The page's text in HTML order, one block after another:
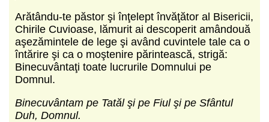
Arătându-te păstor şi înţelept învăţător al Bisericii,
Chirile Cuvioase, lămurit ai descoperit amândouă
aşezămintele de lege şi având cuvintele tale ca o
întărire şi ca o moştenire părintească, strigă:
Binecuvântaţi toate lucrurile Domnului pe
Domnul.
Binecuvântam pe Tatăl şi pe Fiul şi pe Sfântul
Duh, Domnul.